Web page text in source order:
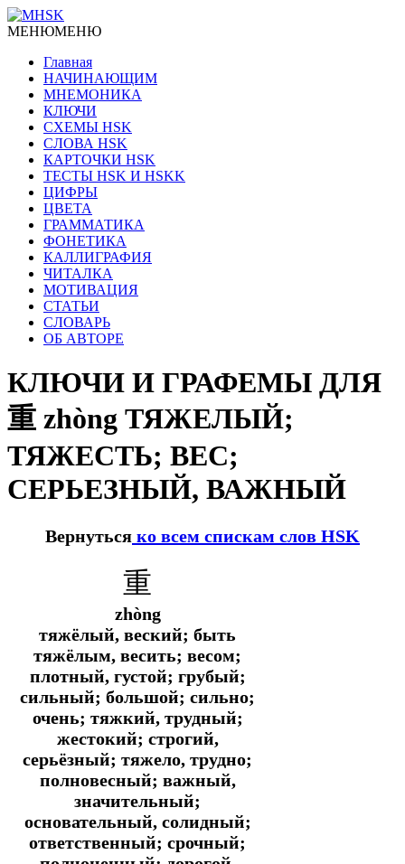
МЕНЮМЕНЮ
Главная
НАЧИНАЮЩИМ
МНЕМОНИКА
КЛЮЧИ
СХЕМЫ HSK
СЛОВА HSK
КАРТОЧКИ HSK
ТЕСТЫ HSK И HSKK
ЦИФРЫ
ЦВЕТА
ГРАММАТИКА
ФОНЕТИКА
КАЛЛИГРАФИЯ
ЧИТАЛКА
МОТИВАЦИЯ
СТАТЬИ
СЛОВАРЬ
ОБ АВТОРЕ
КЛЮЧИ И ГРАФЕМЫ ДЛЯ
重 zhòng ТЯЖЕЛЫЙ;
ТЯЖЕСТЬ; ВЕС;
СЕРЬЕЗНЫЙ, ВАЖНЫЙ
Вернуться ко всем спискам слов HSK
重
zhòng
тяжёлый, веский; быть
тяжёлым, весить; весом;
плотный, густой; грубый;
сильный; большой; сильно;
очень; тяжкий, трудный;
жестокий; строгий,
серьёзный; тяжело, трудно;
полновесный; важный,
значительный;
основательный, солидный;
ответственный; срочный;